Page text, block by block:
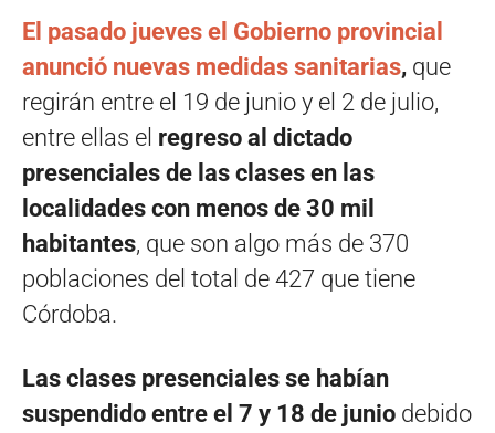
El pasado jueves el Gobierno provincial
anunció nuevas medidas sanitarias, que
regirán entre el 19 de junio y el 2 de julio,
entre ellas el regreso al dictado
presenciales de las clases en las
localidades con menos de 30 mil
habitantes, que son algo más de 370
poblaciones del total de 427 que tiene
Córdoba.
Las clases presenciales se habían
suspendido entre el 7 y 18 de junio debido